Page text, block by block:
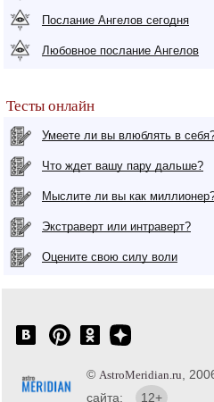
Послание Ангелов сегодня
Любовное послание Ангелов
Тесты онлайн
Умеете ли вы влюблять в
Что ждет вашу пару дальше?
Мыслите ли вы как
Экстраверт или интраверт?
Оцените свою силу воли
© AstroMeridian.ru ,
сайта:
12+